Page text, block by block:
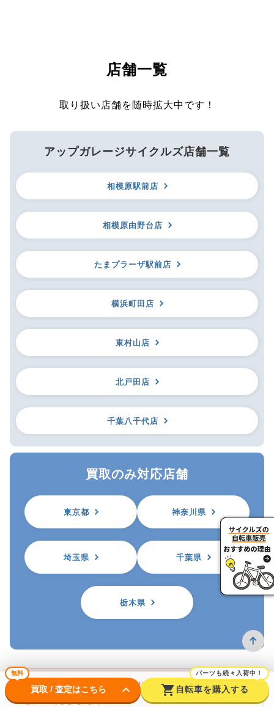
店舗一覧
取り扱い店舗を随時拡大中です！
アップガレージサイクルズ店舗一覧
相模原駅前店
相模原由野台店
たまプラーザ駅前店
横浜町田店
東村山店
北戸田店
千葉八千代店
買取のみ対応店舗
東京都 神奈川県
埼玉県 千葉県
栃木県
※自転車を買取に出す前に防犯登録の抹消をお
願いいたします。
無料
買取 / 査定はこちら keyboard_arrow_down shopping_cart
パーツも続々入荷中！
自転車を購入する